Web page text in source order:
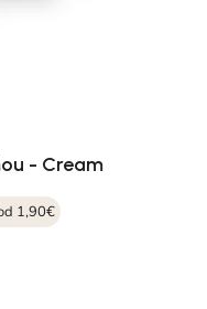
- Cream
1,90€